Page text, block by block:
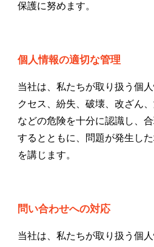
保護に努めます。
個人情報の適切な管理
当社は、私たちが取り扱う個
クセス、紛失、破壊、改ざん
などの危険を十分に認識し、
するとともに、問題が発生し
を講じます。
問い合わせへの対応
当社は、私たちが取り扱う個